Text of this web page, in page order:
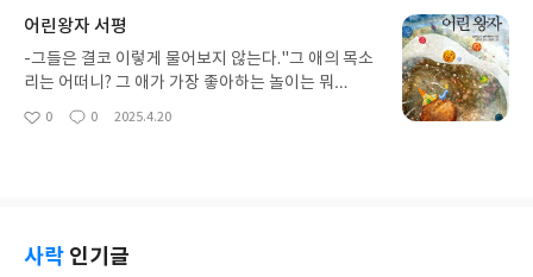
지 마. 48p-사람 사이도 바람이랑 똑같지. 부는 방향
대로 같이 흘러가야 다툼 없이 평온하게 지낼 수 있
어. 누구는 여기로, 누구는 저기로 불어버리려고 하면
아. 뭐든 순리대로 해야 돼. 억지 다짐을 하다가
이 하게 만들었다. 나이 들어서도 여전히 도전하고 웃
을 수 있다는 걸 보여주며 우리가 잊고 지내던 삶의
도 대부분 큰 웃음으로 끝나기 마련이다. 73 ~ 74p-
연애할 때보다, 신혼 때보다 지금의 남편을 더 사랑한
다. 전과 달리 웃을 때 휘어지는 눈가 옆에는 주름
을 나는 더 사랑한다. 사소한 일에도 욱하는 성격
다. 남편이라면 말 안 해도 원하는 걸 딱딱 바로 알아
줄 거란 착각이었다. 나조차도 내 마음을 모르겠는
어린왕자 서평
-그들은 결코 이렇게 물어보지 않는다."그 애의 목소
리는 어떠니? 그 애가 가장 좋아하는 놀이는 뭐
니? 그 애도 나비를 채집하니?" 대신에 그들은 이렇
게 묻는다."그 애는 몇 살이니? 형제들은 몇 명이
름다운 집을 보았어요. 창가에 제라늄이 있고 지붕 위
에는 비둘기가 있었어요."어른들은 그 집을 상상해내
좋
0
댓
0
작
2025.4.20
사락 인기글